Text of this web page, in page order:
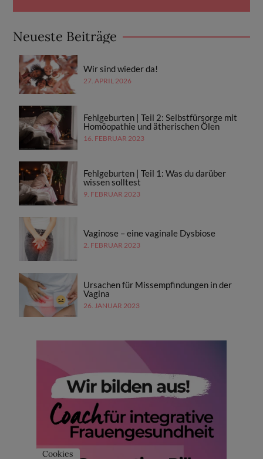
Neueste Beiträge
Wir sind wieder da!
27. APRIL 2026
Fehlgeburten | Teil 2: Selbstfürsorge mit
Homöopathie und ätherischen Ölen
16. FEBRUAR 2023
Fehlgeburten | Teil 1: Was du darüber
wissen solltest
9. FEBRUAR 2023
Vaginose – eine vaginale Dysbiose
2. FEBRUAR 2023
Ursachen für Missempfindungen in der
Vagina
26. JANUAR 2023
Cookies